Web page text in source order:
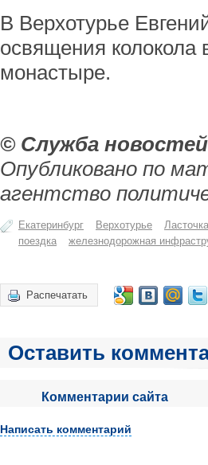
В Верхотурье
освящения
монастыре.
© Служба
Опубликовано по
агентство
Екатеринбург Верхотурье Ласточка
поездка
железнодорожная
Распечатать
Оставить
Комментарии сайта
Написать комментарий